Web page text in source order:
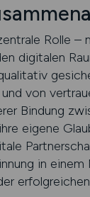
Rolle
digitalen
von
Bindung
eigene
in